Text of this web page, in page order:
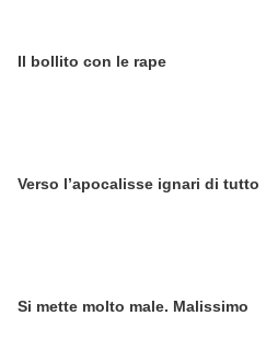
Il bollito con le rape
Verso l’apocalisse ignari di tutto
Si mette molto male. Malissimo